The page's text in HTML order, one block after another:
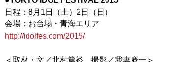
日程：8月1日（土）2日（日）
http://idolfes.com/2015/